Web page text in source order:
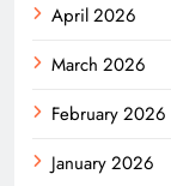
April 2026
March 2026
February 2026
January 2026